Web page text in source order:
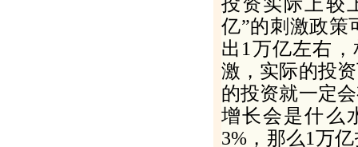
亿”的刺激政策
出 1 万亿左右
激，实际的投
的投资就一定
增长会是什么
3% ，那么1万